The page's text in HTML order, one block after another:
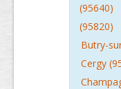
(95640)
(95820)
Butry-
Cergy